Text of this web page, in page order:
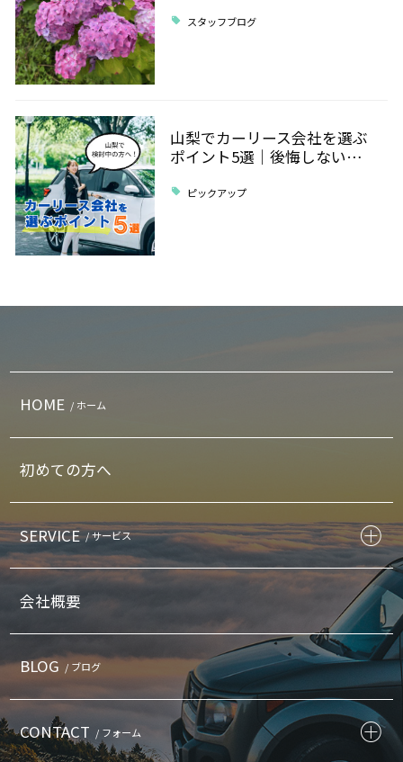
スタッフブログ
山梨でカーリース会社を選ぶ
ポイント5選｜後悔しない…
ピックアップ
HOME / ホーム
初めての方へ
SERVICE / サービス
会社概要
BLOG / ブログ
CONTACT / フォーム